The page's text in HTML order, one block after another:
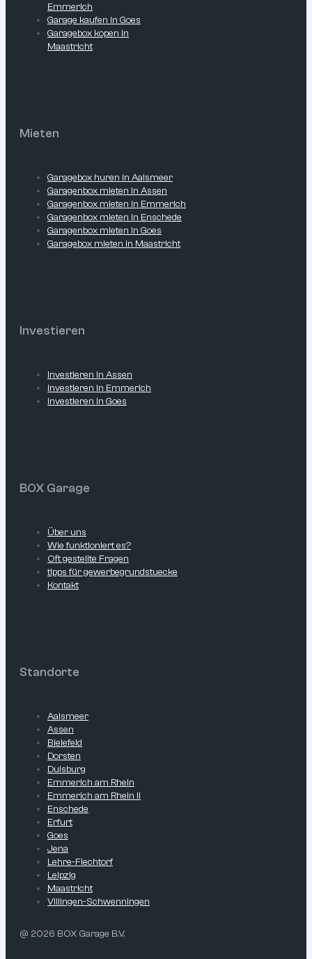
Emmerich
Garage kaufen in Goes
Garagebox kopen in
Maastricht
Mieten
Garagebox huren in Aalsmeer
Garagenbox mieten in Assen
Garagenbox mieten in Emmerich
Garagenbox mieten in Enschede
Garagenbox mieten in Goes
Garagebox mieten in Maastricht
Investieren
Investieren in Assen
Investieren in Emmerich
Investieren in Goes
BOX Garage
Über uns
Wie funktioniert es?
Oft gestellte Fragen
tipps für gewerbegrundstuecke
Kontakt
Standorte
Aalsmeer
Assen
Bielefeld
Dorsten
Duisburg
Emmerich am Rhein
Emmerich am Rhein II
Enschede
Erfurt
Goes
Jena
Lehre-Flechtorf
Leipzig
Maastricht
Villingen-Schwenningen
@ 2026 BOX Garage B.V.